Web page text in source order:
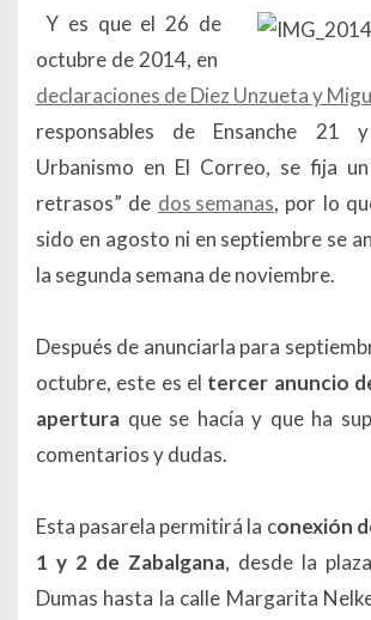
Y es que el 26 de
octubre de 2014, en
declaraciones de Diez Unzueta y
responsables de Ensanche 21
Urbanismo en El Correo, se fija
retrasos” de dos semanas, por lo
sido en agosto ni en septiembre se
la segunda semana de noviembre.
Después de anunciarla para
octubre, este es el tercer anuncio
apertura que se hacía y que ha
comentarios y dudas.
Esta pasarela permitirá la conexión
1 y 2 de Zabalgana, desde la
Dumas hasta la calle Margarita